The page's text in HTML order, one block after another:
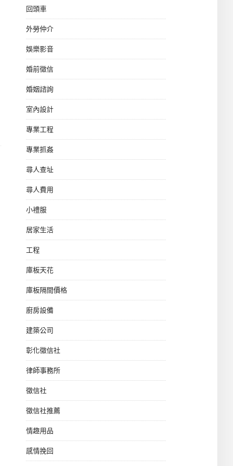
回頭車
外勞仲介
娛樂影音
婚前徵信
婚姻諮詢
室內設計
專業工程
專業抓姦
尋人查址
尋人費用
小禮服
居家生活
工程
庫板天花
庫板隔間價格
廚房設備
建築公司
彰化徵信社
律師事務所
徵信社
徵信社推薦
情趣用品
感情挽回